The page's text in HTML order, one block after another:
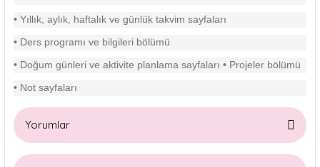
• Yıllık, aylık, haftalık ve günlük takvim sayfaları
• Ders programı ve bilgileri bölümü
• Doğum günleri ve aktivite planlama sayfaları • Projeler bölümü
• Not sayfaları
Yorumlar